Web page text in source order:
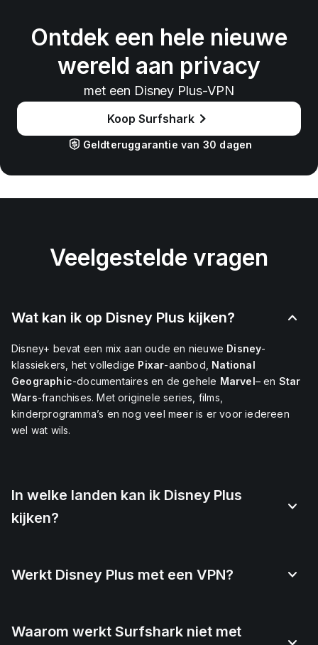
Ontdek een hele nieuwe
wereld aan privacy
met een Disney Plus-VPN
Koop Surfshark
Geldteruggarantie van 30 dagen
Veelgestelde vragen
Wat kan ik op Disney Plus kijken?
Disney+ bevat een mix aan oude en nieuwe Disney-
klassiekers, het volledige Pixar-aanbod, National
Geographic-documentaires en de gehele Marvel– en Star
Wars-franchises. Met originele series, films,
kinderprogramma’s en nog veel meer is er voor iedereen
wel wat wils.
In welke landen kan ik Disney Plus
kijken?
Werkt Disney Plus met een VPN?
Waarom werkt Surfshark niet met